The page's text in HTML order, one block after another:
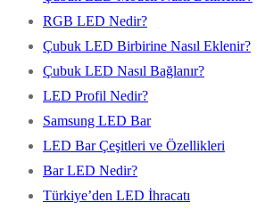
RGB LED Nedir?
Çubuk LED Birbirine Nasıl Eklenir?
Çubuk LED Nasıl Bağlanır?
LED Profil Nedir?
Samsung LED Bar
LED Bar Çeşitleri ve Özellikleri
Bar LED Nedir?
Türkiye’den LED İhracatı